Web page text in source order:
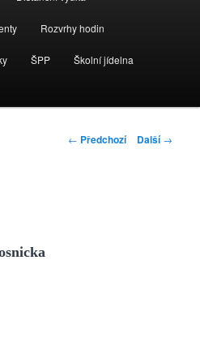
Rozvrhy hodin
ŠPP Školní jídelna
Navigace
← Předchozí Další→